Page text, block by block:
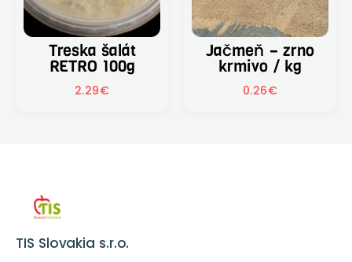
Treska šalát
RETRO 100g
2.29€
Jačmeň – zrno
krmivo / kg
0.26€
TIS Slovakia s.r.o.